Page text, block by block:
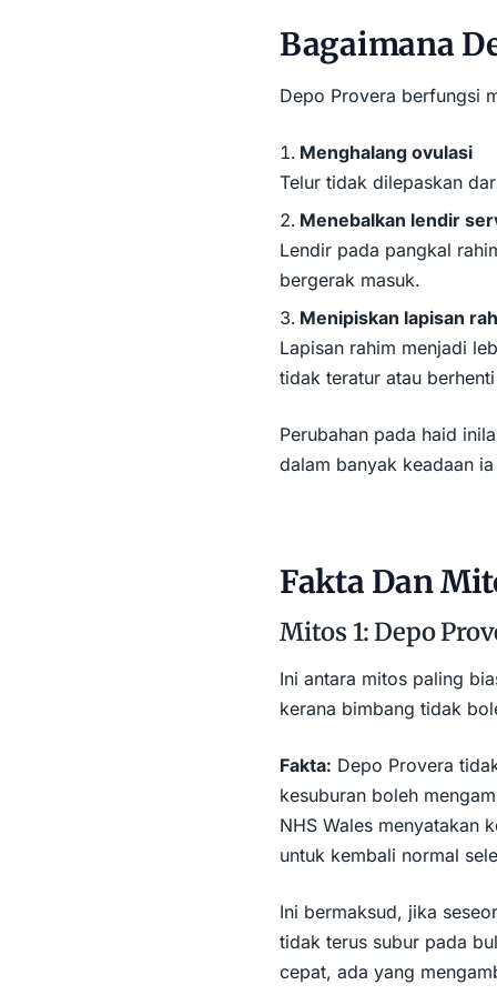
Bagaimana
Depo Provera berfungsi
Menghalang ovulasi
Telur tidak dilepaskan
Menebalkan lendir
Lendir pada pangkal
bergerak masuk.
Menipiskan lapisan
Lapisan rahim menjadi
tidak teratur atau
Perubahan pada haid
dalam banyak keadaan
Fakta Dan
Mitos 1: Depo
Ini antara mitos paling
kerana bimbang tidak
Fakta: Depo Provera
kesuburan boleh
NHS Wales menyatakan
untuk kembali normal
Ini bermaksud, jika
tidak terus subur pada
cepat, ada yang